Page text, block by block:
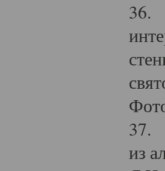
36.
37.
из